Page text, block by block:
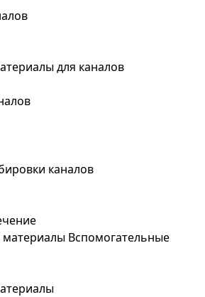
для каналов
каналов
Вспомогательные